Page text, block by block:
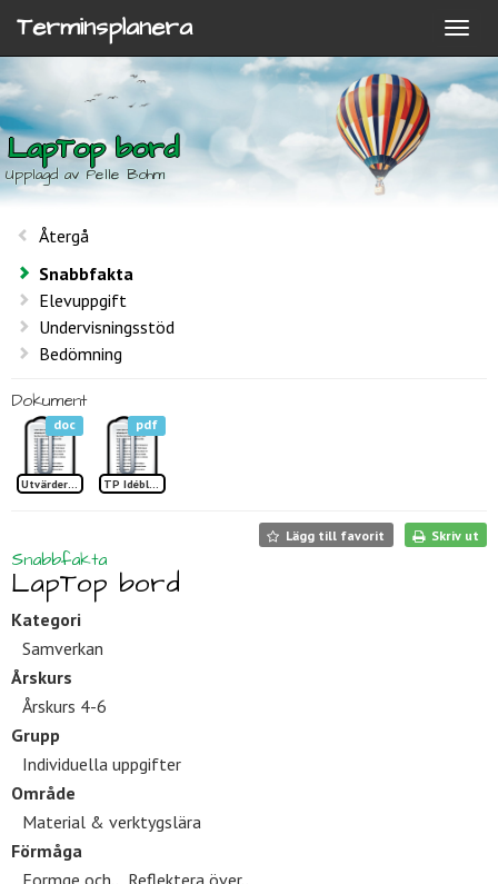
Terminsplanera
LapTop bord
Upplagd av Pelle Bohm
Återgå
Snabbfakta
Elevuppgift
Undervisningsstöd
Bedömning
Dokument
doc
Utvärdering LapTop bord
pdf
TP Idéblad LapTopbord
Lägg till favorit Skriv ut
Snabbfakta
LapTop bord
Kategori
Samverkan
Årskurs
Årskurs 4-6
Grupp
Individuella uppgifter
Område
Material & verktygslära
Förmåga
Formge och.., Reflektera över..